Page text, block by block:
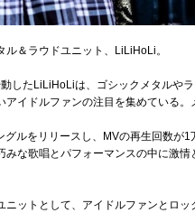
＆ラウドユニット、LiLiHoLi。
したLiLiHoLiは、ゴシックメタルや
イドルファンの注目を集めている。
ルをリリースし、MVの再生回数が
みな歌唱とパフォーマンスの中に激
ットとして、アイドルファンとロ